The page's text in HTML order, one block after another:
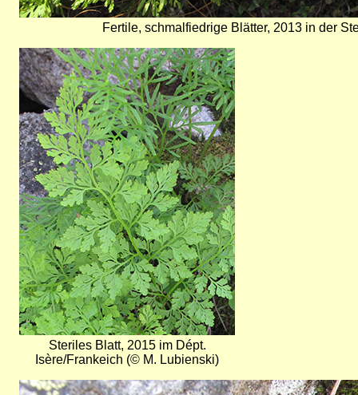
Fertile, schmalfiedrige Blätter, 2013 in der
Bild
Steriles Blatt, 2015 im Dépt.
Isère/Frankeich (© M. Lubienski)
Bild